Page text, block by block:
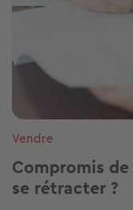
Vendre
Compromis
se rétracter ?